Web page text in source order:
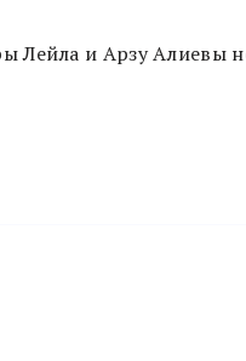
Лейла и Арзу Алиевы